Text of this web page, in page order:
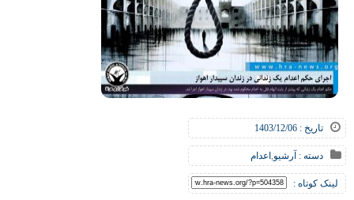
تاریخ : 1403/12/06
دسته : آرشیو,اعدام
لینک کوتاه :